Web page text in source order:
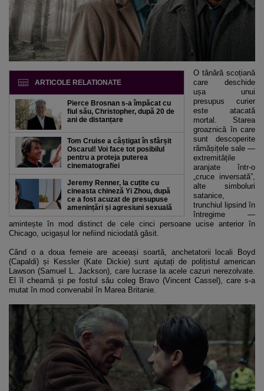
ARTICOLE RELATIONATE
Pierce Brosnan s-a împăcat cu
fiul său, Christopher, după 20 de
ani de distanțare
Tom Cruise a câștigat în sfârșit
Oscarul! Voi face tot posibilul
pentru a proteja puterea
cinematografiei
Jeremy Renner, la cuțite cu
cineasta chineză Yi Zhou, după
ce a fost acuzat de presupuse
amenințări și agresiuni sexuală
O tânără scoțiană
care deschide
ușa unui
presupus curier
este atacată
mortal. Starea
groaznică în care
sunt descoperite
rămășițele sale —
extremitățile
aranjate într-o
„cruce inversată”,
alte simboluri
satanice,
trunchiul lipsind în
întregime —
amintește în mod distinct de cele cinci persoane ucise anterior în
Chicago, ucigașul lor nefiind niciodată găsit.
Când o a doua femeie are aceeași soartă, anchetatorii locali Boyd
(Capaldi) și Kessler (Kate Dickie) sunt ajutați de polițistul american
Lawson (Samuel L. Jackson), care lucrase la acele cazuri nerezolvate.
El îl cheamă și pe fostul său coleg Bravo (Vincent Cassel), care s-a
mutat în mod convenabil în Marea Britanie.